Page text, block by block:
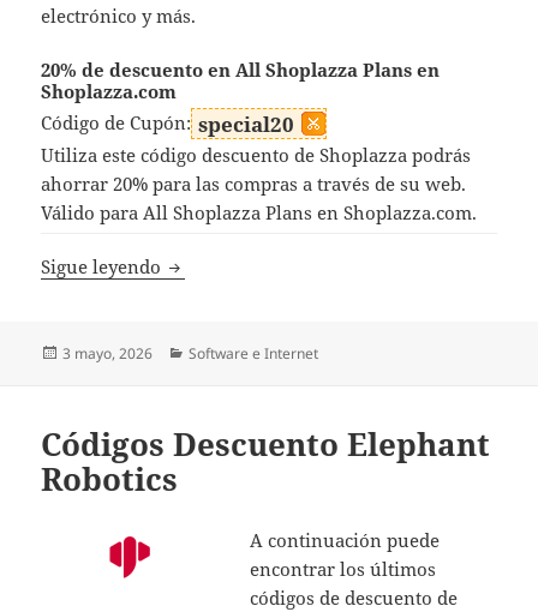
electrónico y más.
20% de descuento en All Shoplazza Plans en
Shoplazza.com
Código de Cupón: special20
Utiliza este código descuento de Shoplazza podrás
ahorrar 20% para las compras a través de su web.
Válido para All Shoplazza Plans en Shoplazza.com.
Sigue leyendo Código Descuento Shoplazza
Publicado
3 mayo, 2026 Categorías
Software e Internet
Códigos Descuento Elephant
Robotics
A continuación puede
encontrar los últimos
códigos de descuento de